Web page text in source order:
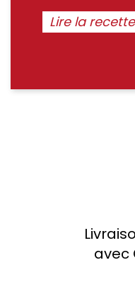
Lire la recette
avec